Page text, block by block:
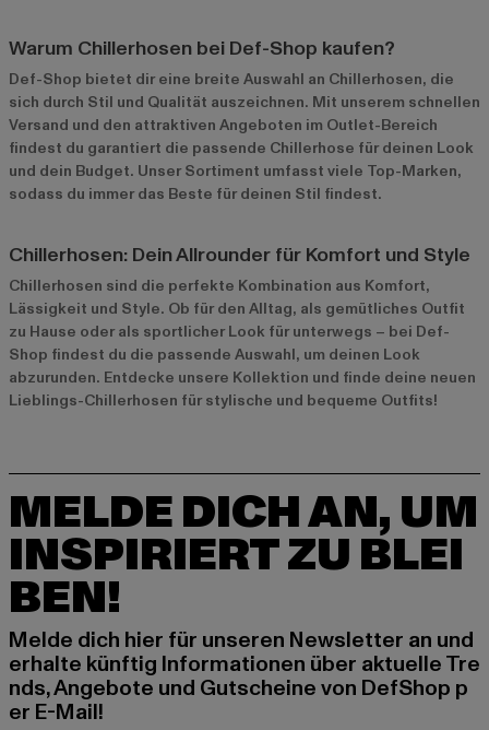
Warum Chillerhosen bei Def-Shop kaufen?
Def-Shop bietet dir eine breite Auswahl an Chillerhosen, die
sich durch Stil und Qualität auszeichnen. Mit unserem schnellen
Versand und den attraktiven Angeboten im Outlet-Bereich
findest du garantiert die passende Chillerhose für deinen Look
und dein Budget. Unser Sortiment umfasst viele Top-Marken,
sodass du immer das Beste für deinen Stil findest.
Chillerhosen: Dein Allrounder für Komfort und Style
Chillerhosen sind die perfekte Kombination aus Komfort,
Lässigkeit und Style. Ob für den Alltag, als gemütliches Outfit
zu Hause oder als sportlicher Look für unterwegs – bei Def-
Shop findest du die passende Auswahl, um deinen Look
abzurunden. Entdecke unsere Kollektion und finde deine neuen
Lieblings-Chillerhosen für stylische und bequeme Outfits!
MELDE DICH AN, UM
INSPIRIERT ZU BLEI
BEN!
Melde dich hier für unseren Newsletter an und
erhalte künftig Informationen über aktuelle Tre
nds, Angebote und Gutscheine von DefShop p
er E-Mail!